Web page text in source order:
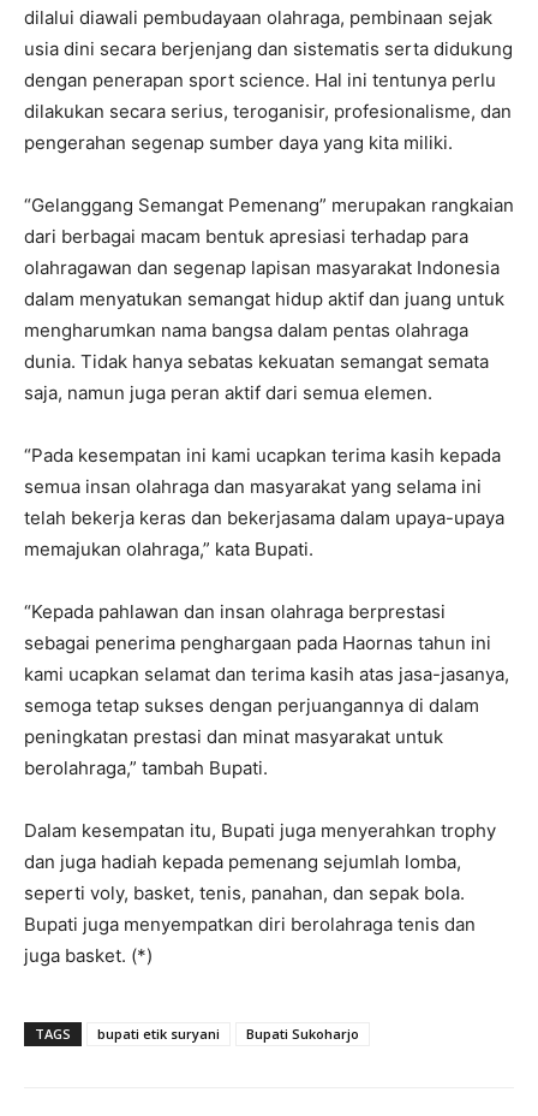
dilalui diawali pembudayaan olahraga, pembinaan sejak
usia dini secara berjenjang dan sistematis serta didukung
dengan penerapan sport science. Hal ini tentunya perlu
dilakukan secara serius, teroganisir, profesionalisme, dan
pengerahan segenap sumber daya yang kita miliki.
“Gelanggang Semangat Pemenang” merupakan rangkaian
dari berbagai macam bentuk apresiasi terhadap para
olahragawan dan segenap lapisan masyarakat Indonesia
dalam menyatukan semangat hidup aktif dan juang untuk
mengharumkan nama bangsa dalam pentas olahraga
dunia. Tidak hanya sebatas kekuatan semangat semata
saja, namun juga peran aktif dari semua elemen.
“Pada kesempatan ini kami ucapkan terima kasih kepada
semua insan olahraga dan masyarakat yang selama ini
telah bekerja keras dan bekerjasama dalam upaya-upaya
memajukan olahraga,” kata Bupati.
“Kepada pahlawan dan insan olahraga berprestasi
sebagai penerima penghargaan pada Haornas tahun ini
kami ucapkan selamat dan terima kasih atas jasa-jasanya,
semoga tetap sukses dengan perjuangannya di dalam
peningkatan prestasi dan minat masyarakat untuk
berolahraga,” tambah Bupati.
Dalam kesempatan itu, Bupati juga menyerahkan trophy
dan juga hadiah kepada pemenang sejumlah lomba,
seperti voly, basket, tenis, panahan, dan sepak bola.
Bupati juga menyempatkan diri berolahraga tenis dan
juga basket. (*)
TAGS bupati etik suryani Bupati Sukoharjo